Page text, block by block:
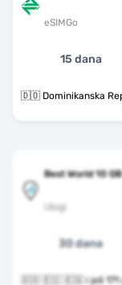
eSIMGo
15 dana
🇩🇴 Dominikanska
Best World 10 GB
Ubigi
30 dana
🇩🇴 🇪🇨 🇪🇬 i